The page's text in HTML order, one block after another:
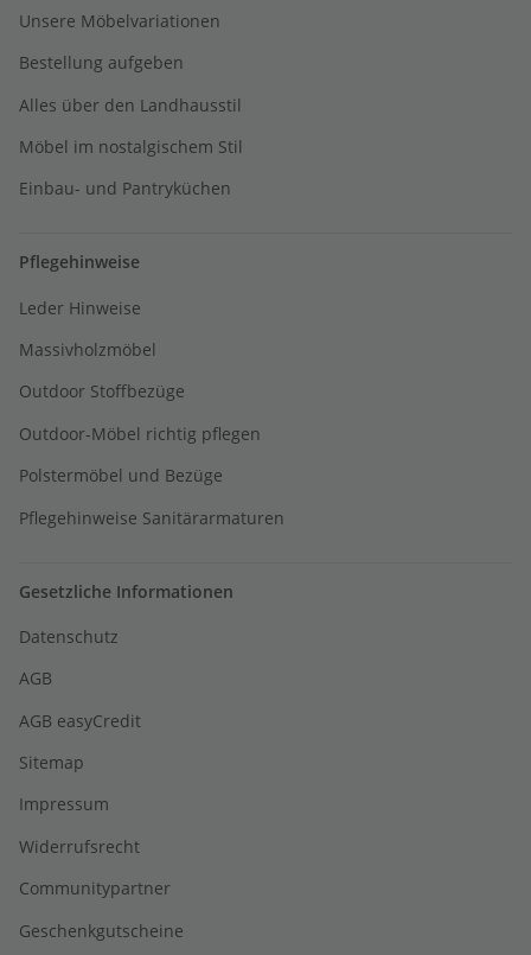
Unsere Möbelvariationen
Bestellung aufgeben
Alles über den Landhausstil
Möbel im nostalgischem Stil
Einbau- und Pantryküchen
Pflegehinweise
Leder Hinweise
Massivholzmöbel
Outdoor Stoffbezüge
Outdoor-Möbel richtig pflegen
Polstermöbel und Bezüge
Pflegehinweise Sanitärarmaturen
Gesetzliche Informationen
Datenschutz
AGB
AGB easyCredit
Sitemap
Impressum
Widerrufsrecht
Communitypartner
Geschenkgutscheine